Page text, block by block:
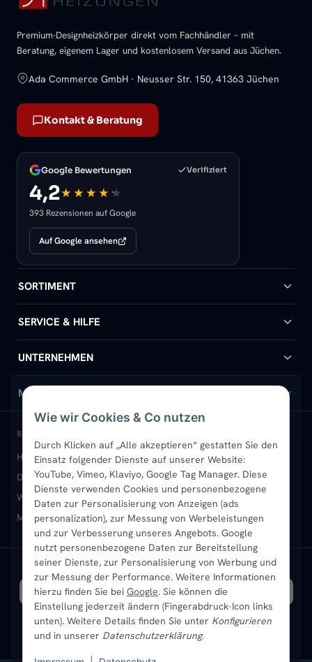
Wie wir Cookies & Co nutzen
Durch Klicken auf „Alle akzeptieren“ gestatten Sie den
Einsatz folgender Dienste auf unserer Website:
YouTube, Vimeo, Klaviyo, Google Tag Manager. Diese
Dienste verwenden Cookies und personenbezogene
Daten zur Personalisierung von Anzeigen (ads
personalization), zur Messung von Werbeleistungen
und zur Verbesserung unseres Angebots. Google
nutzt personenbezogene Daten zur Bereitstellung
seiner Dienste, zur Personalisierung von Werbung und
zur Messung der Performance. Weitere Informationen
hierzu finden Sie bei Google. Sie können die
Einstellung jederzeit ändern (Fingerabdruck-Icon links
unten). Weitere Details finden Sie unter Konfigurieren
und in unserer Datenschutzerklärung.
Premium-Designheizkörper direkt vom Fachhändler – mit
Beratung, eigenem Lager und kostenlosem Versand aus Jüchen.
Ada Commerce GmbH · Neusser Str. 150, 41363 Jüchen
Kontakt & Beratung
Google Bewertungen Verifiziert
4,2
393 Rezensionen auf Google
Auf Google ansehen
SORTIMENT
Badheizkörper
Handtuchheizkörper
Design-Heizkörper
Paneelheizkörper
Vertikal-Heizkörper
Heizkörper-Zubehör
SERVICE & HILFE
Hilfe & Kontakt
Versand & Lieferung
Rückgabe & Widerruf
Garantie & Gewährleistung
Montageservice vor Ort
Sendung verfolgen
UNTERNEHMEN
Wir über uns
Standort & Abholung Jüchen
B2B-Kunden
Karriere
Ratgeber
Bestpreisgarantie
MEIN KONTO
Anmelden / Mein Konto
Merkliste
Newsletter
Aktuelle Angebote
BELIEBTE KATEGORIEN
Heizkörper kaufenBadheizkörperHandtuchheizkörper
Design-HeizkörperPaneelheizkörperVertikal-Heizkörper
Wandheizkörper Wohnraum-Heizkörper Badheizkörper Schwarz
Mischbetrieb-HeizkörperHeizkörper-ZubehörAktuelle Angebote
SICHERE ZAHLUNG VERSAND MIT